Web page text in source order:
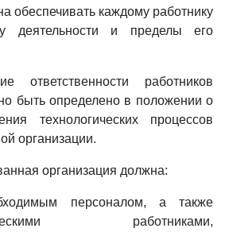
обеспечивать каждому работнику
деятельности и пределы его
ответственности работников
быть определено в положении о
технологических процессов
организации.
организация должна:
персоналом, а также
работниками,